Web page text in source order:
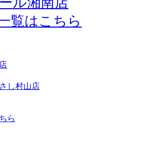
覧はこちら
し村山店
ら